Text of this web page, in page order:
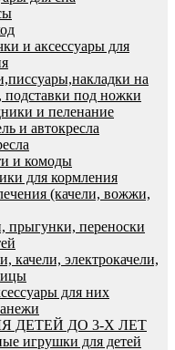
и аксессуары для
на
подставки под ножки
и пеленание
и автокресла
и комоды
для кормления
(качели, вожжи,
переноски
качели, электрокачели,
для них
ДЕТЕЙ ДО 3-Х ЛЕТ
игрушки для детей